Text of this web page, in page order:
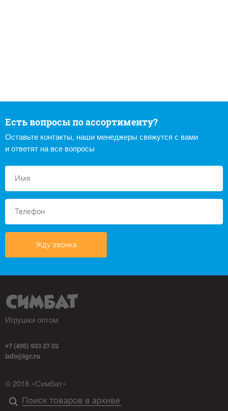
Есть вопросы по ассортименту?
Оставьте контакты, наши менеджеры свяжутся с вами
и ответят на все вопросы
Жду звонка
Игрушки оптом
+7 (495) 933 27 02
info@igr.ru
© 2018 «Симбат»